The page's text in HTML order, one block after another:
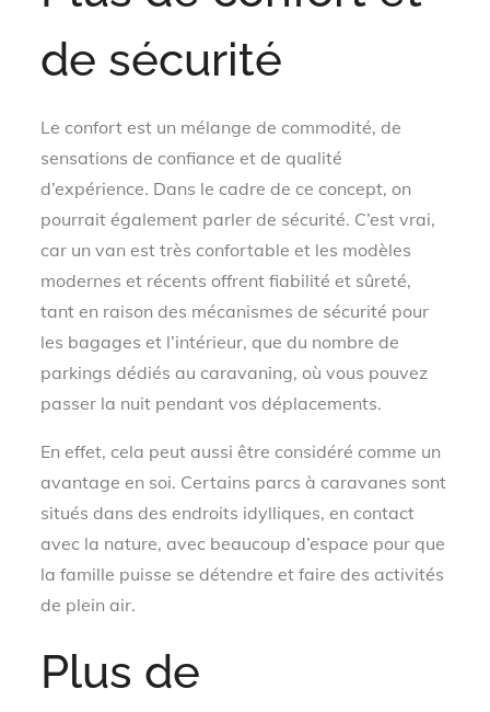
de sécurité
Le confort est un mélange de commodité, de
sensations de confiance et de qualité
d’expérience. Dans le cadre de ce concept, on
pourrait également parler de sécurité. C’est vrai,
car un van est très confortable et les modèles
modernes et récents offrent fiabilité et sûreté,
tant en raison des mécanismes de sécurité pour
les bagages et l’intérieur, que du nombre de
parkings dédiés au caravaning, où vous pouvez
passer la nuit pendant vos déplacements.
En effet, cela peut aussi être considéré comme un
avantage en soi. Certains parcs à caravanes sont
situés dans des endroits idylliques, en contact
avec la nature, avec beaucoup d’espace pour que
la famille puisse se détendre et faire des activités
de plein air.
Plus de